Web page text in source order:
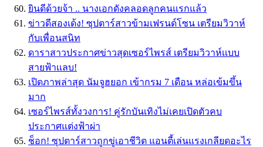
ยินดีด้วยจ้า .. นางเอกดังคลอดลูกคนแรกแล้ว
ข่าวดีสองเด้ง! ซุปตาร์สาวข้ามเฟรนด์โซน เตรียมวิวาห์
กับเพื่อนสนิท
ดาราสาวประกาศข่าวสุดเซอร์ไพรส์ เตรียมวิวาห์เเบบ
สายฟ้าเเลบ!
เปิดภาพล่าสุด นัมจูฮยอก เข้ากรม 7 เดือน หล่อเข้มขึ้น
มาก
เซอร์ไพรส์ทั้งวงการ! คู่รักบันเทิงไม่เคยเปิดตัวคบ
ประกาศแต่งฟ้าผ่า
ช็อก! ซุปตาร์สาวถูกขู่เอาชีวิต แอนตี้เล่นแรงเกลียดอะไร